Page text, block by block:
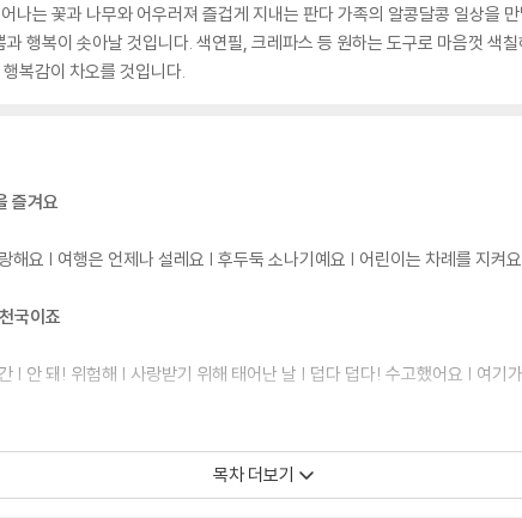
나는 꽃과 나무와 어우러져 즐겁게 지내는 판다 가족의 알콩달콩 일상을
행복이 솟아날 것입니다. 색연필, 크레파스 등 원하는 도구로 마음껏 색
복감이 차오를 것입니다.
즐겨요
해요 | 여행은 언제나 설레요 | 후두둑 소나기예요 | 어린이는 차례를 지켜
국이죠
| 안 돼! 위험해 | 사랑받기 위해 태어난 날 | 덥다 덥다! 수고했어요 | 여기
즐거워
목차 더보기